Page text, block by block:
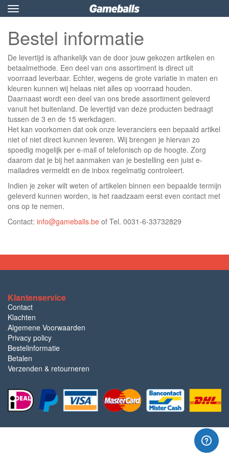
Toggle
navigation
Bestel informatie
De levertijd is afhankelijk van de door jouw gekozen artikelen en
betaalmethode. Een deel van ons assortiment is direct uit
voorraad leverbaar. Echter, wegens de grote variatie in maten en
kleuren kunnen wij helaas niet alles op voorraad houden.
Daarnaast wordt een deel van ons brede assortiment geleverd
vanuit het buitenland. De levertijd van deze producten bedraagt
tussen de 3 en de 15 werkdagen.
Het kan voorkomen dat ook onze leveranciers een bepaald artikel
niet of niet direct kunnen leveren. Wij brengen je hiervan zo
spoedig mogelijk per e-mail of telefonisch op de hoogte. Zorg
daarom dat je bij het aanmaken van je bestelling een juist e-
mailadres vermeldt en de inbox regelmatig controleert.
Indien je zeker wilt weten of artikelen binnen een bepaalde termijn
geleverd kunnen worden, is het raadzaam eerst even contact met
ons op te nemen.
Contact: info@gameballs.be of Tel. 0031-6-33732829
Klantenservice
Contact
Klachten
Algemene Voorwaarden
Privacy policy
Bestelinformatie
Betalen
Verzenden & retourneren